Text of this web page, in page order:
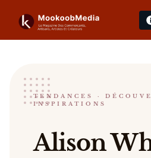
Alison wheeler
ACTIVITÉS ACTRICE
Alison Wheeler Alison
Catalogue :presse, vidéos,
TENDANCES ·
INSPIRATIONS
Alison